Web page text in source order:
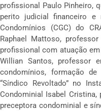
profissional Paulo Pinheiro,
perito judicial financeiro e
Condomínios (CGC) do
Raphael Mattoso,
profissional com atuação
Willian Santos, professor
condomínios, formação
“Síndico Revoltado” no
Condominial Isabel
preceptora condominial e